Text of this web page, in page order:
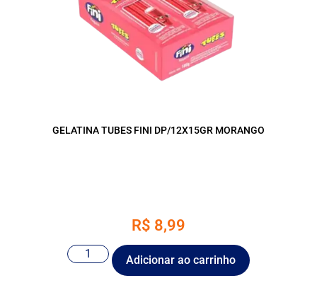
GELATINA TUBES FINI DP/12X15GR MORANGO
R$ 8,99
Adicionar ao carrinho